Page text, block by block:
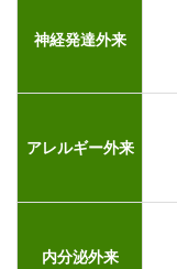
神経発達外来
アレルギー外来
内分泌外来